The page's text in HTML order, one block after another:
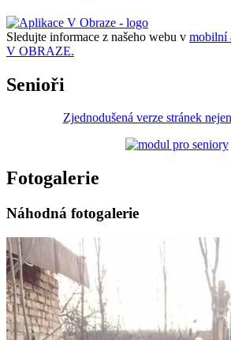
Sledujte informace z našeho webu v mobilní
V OBRAZE.
Senioři
Zjednodušená verze stránek
Fotogalerie
Náhodná fotogalerie